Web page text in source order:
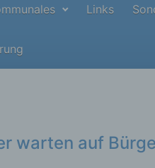
Links
warten auf